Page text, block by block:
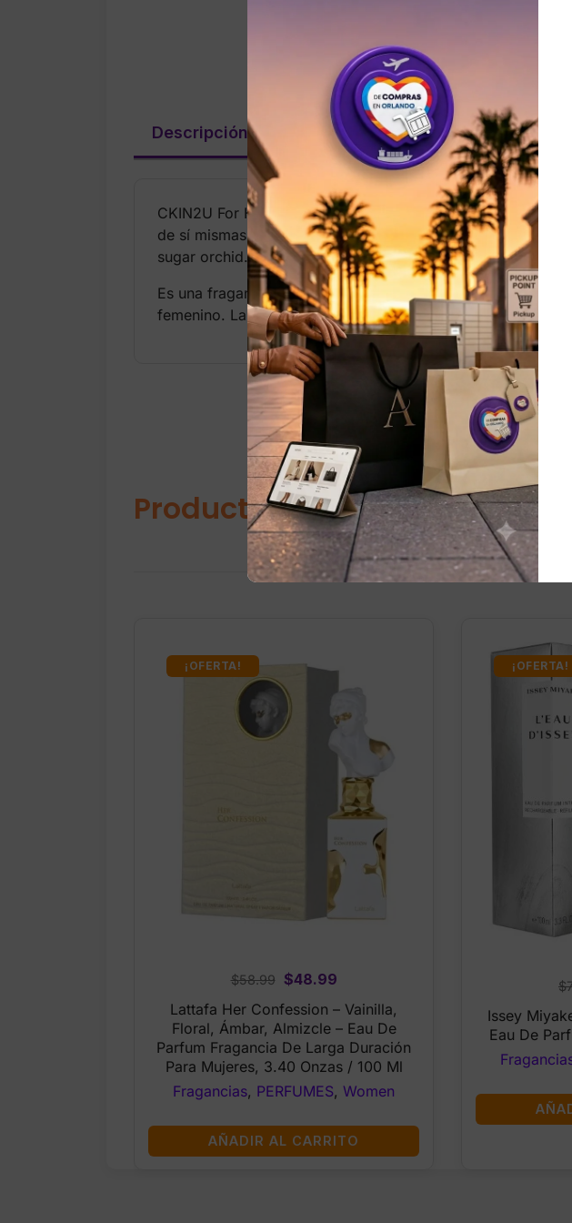
Descripción Valoraciones (0)
CKIN2U For Her de Calvin Klein es una fragancia fresca,
de sí mismas. Su aroma inicia con un estallido vibrante
sugar orchid. El resultado es un perfume juvenil, brillante y
Es una fragancia versátil para uso diario, perfecta para
femenino. La versión de 5.0 oz ofrece mayor duración y
Productos relacionados
¡OFERTA!
$58.99
Original
price
was:
$58.99.
$48.99Current
price
is:
$48.99.
Lattafa Her Confession – Vainilla,
Floral, Ámbar, Almizcle – Eau De
Parfum Fragancia De Larga Duración
Para Mujeres, 3.40 Onzas / 100 Ml
Fragancias, PERFUMES, Women
AÑADIR AL CARRITO
¡OFERTA!
$
Issey
Eau De